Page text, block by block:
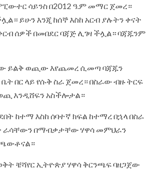
ሳይንስ በ2012 ዓ.ም መማር ጀመረ።
ይሁን እንጂ ከሰኞ እስከ አርብ ያሉትን ቀናት
ሰዎች በመበደር ባጃጅ ሊገዛ ችሏል። ባጃጁንም
ይልቅ ወጪው እየጨመረ ሲመጣ ባጃጁን
በር ላይ የሱቅ ስራ ጀመረ። በስራው ብዙ ትርፍ
እንዲሸፍን አስችሎታል።
ከተማ እስከ ሰባተኛ ክፍል ከተማረ በኋላ በስራ
ራሳቸውን በማብቃታቸው ሃዋሳ መምህራን
ቼሻየር ኢትዮጵያ ሃዋሳ ቅርንጫፍ ባዘጋጀው